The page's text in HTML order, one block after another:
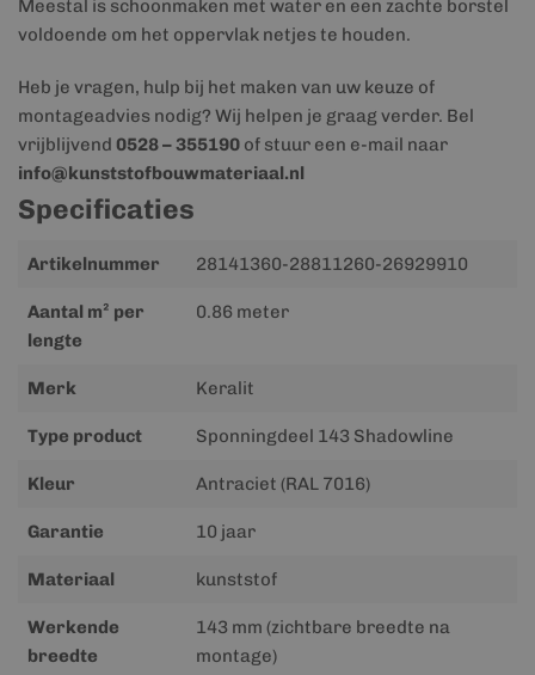
Meestal is schoonmaken met water en een zachte borstel
voldoende om het oppervlak netjes te houden.
Heb je vragen, hulp bij het maken van uw keuze of
montageadvies nodig? Wij helpen je graag verder. Bel
vrijblijvend 0528 – 355190 of stuur een e-mail naar
info@kunststofbouwmateriaal.nl
Specificaties
Meer
Artikelnummer 28141360-28811260-26929910
Aantal m² per
lengte
0.86 meter
Merk Keralit
Type product Sponningdeel 143 Shadowline
Kleur Antraciet (RAL 7016)
Garantie 10 jaar
Materiaal kunststof
Werkende
breedte
143 mm (zichtbare breedte na
montage)